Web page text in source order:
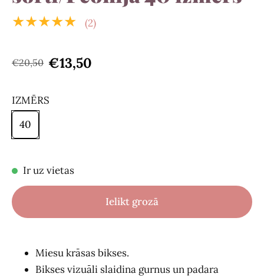
★★★★★ (2)
€20,50 €13,50
IZMĒRS
40
Ir uz vietas
Ielikt grozā
Miesu krāsas bikses.
Bikses vizuāli slaidina gurnus un padara